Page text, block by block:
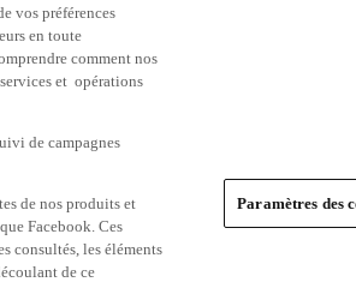
vos préférences
en toute
comment nos
et opérations
de campagnes
de nos produits et
Facebook. Ces
consultés, les éléments
de ce
Paramètres des